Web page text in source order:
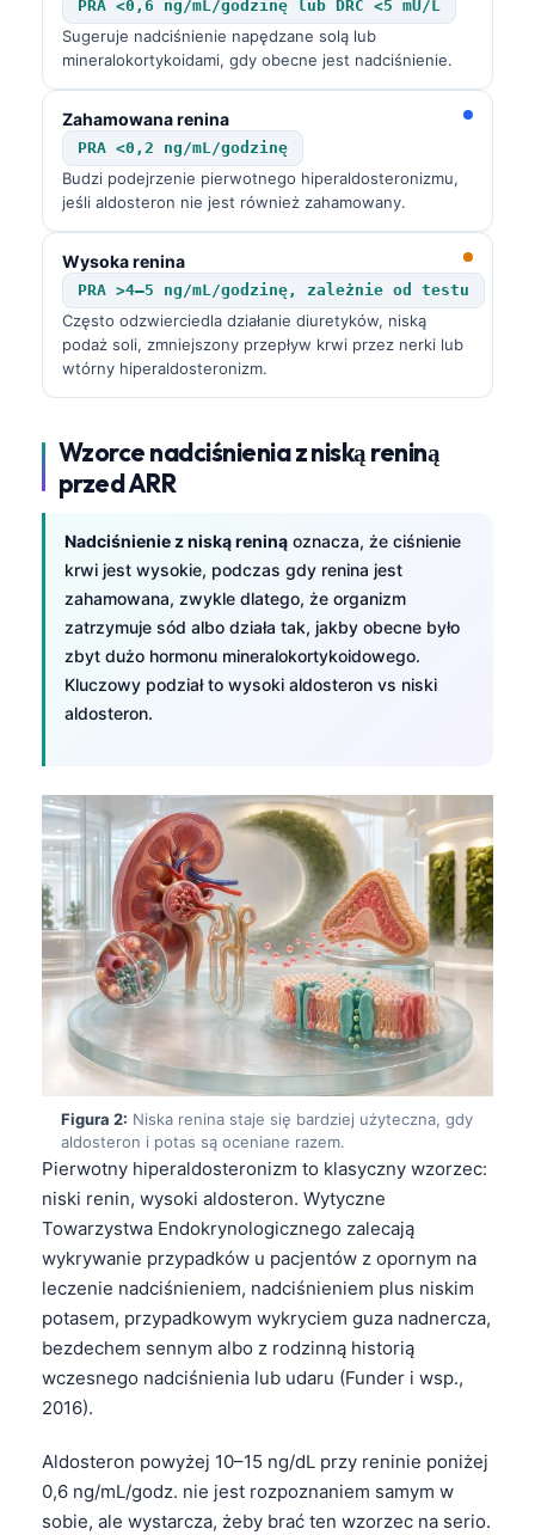
PRA <0,6 ng/mL/godzinę lub DRC <5 mU/L
Sugeruje nadciśnienie napędzane solą lub
mineralokortykoidami, gdy obecne jest nadciśnienie.
Zahamowana renina
PRA <0,2 ng/mL/godzinę
Budzi podejrzenie pierwotnego hiperaldosteronizmu,
jeśli aldosteron nie jest również zahamowany.
Wysoka renina
PRA >4–5 ng/mL/godzinę, zależnie od testu
Często odzwierciedla działanie diuretyków, niską
podaż soli, zmniejszony przepływ krwi przez nerki lub
wtórny hiperaldosteronizm.
Wzorce nadciśnienia z niską reniną
przed ARR
Nadciśnienie z niską reniną oznacza, że ciśnienie
krwi jest wysokie, podczas gdy renina jest
zahamowana, zwykle dlatego, że organizm
zatrzymuje sód albo działa tak, jakby obecne było
zbyt dużo hormonu mineralokortykoidowego.
Kluczowy podział to wysoki aldosteron vs niski
aldosteron.
Figura 2: Niska renina staje się bardziej użyteczna, gdy
aldosteron i potas są oceniane razem.
Pierwotny hiperaldosteronizm to klasyczny wzorzec:
niski renin, wysoki aldosteron. Wytyczne
Towarzystwa Endokrynologicznego zalecają
wykrywanie przypadków u pacjentów z opornym na
leczenie nadciśnieniem, nadciśnieniem plus niskim
potasem, przypadkowym wykryciem guza nadnercza,
bezdechem sennym albo z rodzinną historią
wczesnego nadciśnienia lub udaru (Funder i wsp.,
2016).
Aldosteron powyżej 10–15 ng/dL przy reninie poniżej
0,6 ng/mL/godz. nie jest rozpoznaniem samym w
sobie, ale wystarcza, żeby brać ten wzorzec na serio.